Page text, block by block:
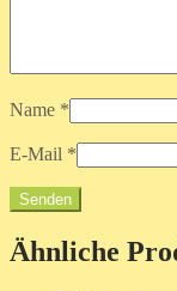
Name *
E-Mail *
Ähnliche